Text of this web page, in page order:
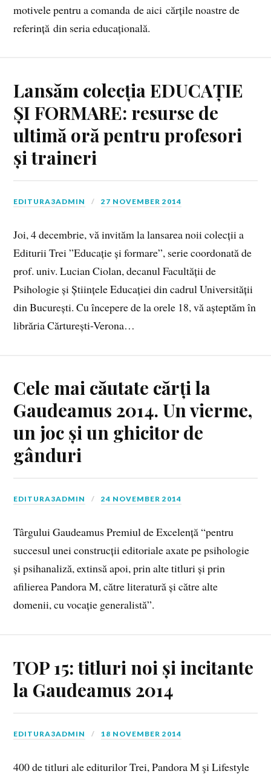
motivele pentru a comanda de aici cărțile noastre de
referință din seria educațională.
Lansăm colecția EDUCAȚIE
ȘI FORMARE: resurse de
ultimă oră pentru profesori
și traineri
EDITURA3ADMIN 27 NOVEMBER 2014
Joi, 4 decembrie, vă invităm la lansarea noii colecții a
Editurii Trei ”Educație și formare”, serie coordonată de
prof. univ. Lucian Ciolan, decanul Facultății de
Psihologie și Științele Educației din cadrul Universității
din București. Cu începere de la orele 18, vă așteptăm în
librăria Cărturești-Verona…
Cele mai căutate cărți la
Gaudeamus 2014. Un vierme,
un joc și un ghicitor de
gânduri
EDITURA3ADMIN 24 NOVEMBER 2014
Târgului Gaudeamus Premiul de Excelență “pentru
succesul unei construcții editoriale axate pe psihologie
și psihanaliză, extinsă apoi, prin alte titluri și prin
afilierea Pandora M, către literatură și către alte
domenii, cu vocație generalistă”.
TOP 15: titluri noi și incitante
la Gaudeamus 2014
EDITURA3ADMIN 18 NOVEMBER 2014
400 de titluri ale editurilor Trei, Pandora M şi Lifestyle